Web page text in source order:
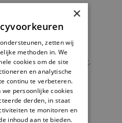
en ventilatie
keer door je woning.
×
zetten wij
methoden in. We
cookies om de site
en analytische
continu te verbeteren.
persoonlijke cookies
derden, in staat
te monitoren en
inhoud aan te bieden.